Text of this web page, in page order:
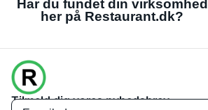
Har du fundet din virksomhed
her på Restaurant.dk?
Tilmeld dig vores nyhedsbrev